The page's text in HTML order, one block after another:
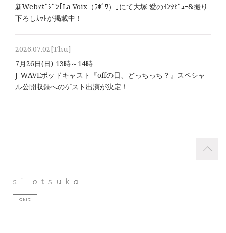
新Webﾏｶﾞｼﾞﾝ｢La Voix（ﾗﾎﾞﾜ）｣にて大塚 愛のｲﾝﾀﾋﾞｭｰ&撮り
下ろしｶｯﾄが掲載中！
2026.07.02[Thu]
7月26日(日) 13時～14時
J-WAVEポッドキャスト『offの日、どっちっち？』スペシャ
ル公開収録へのゲスト出演が決定！
SNS